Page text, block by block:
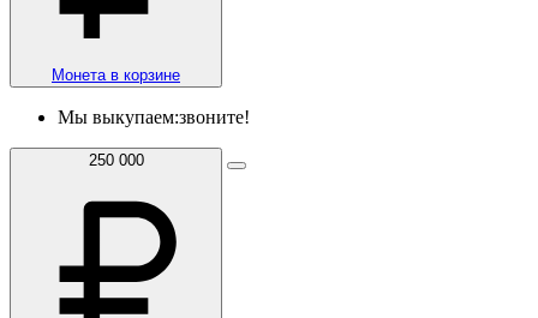
Монета в корзине
Мы выкупаем:звоните!
250 000